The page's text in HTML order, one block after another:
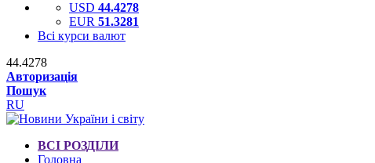
USD 44.4278
EUR 51.3281
Всі курси валют
44.4278
Авторизація
Пошук
RU
ВСІ РОЗДІЛИ
Головна